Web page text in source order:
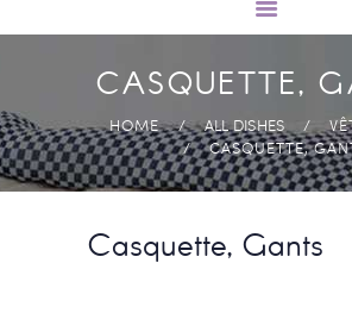
CASQUETTE,
HOME ALL DISHES
CASQUETTE,
Casquette, Gants